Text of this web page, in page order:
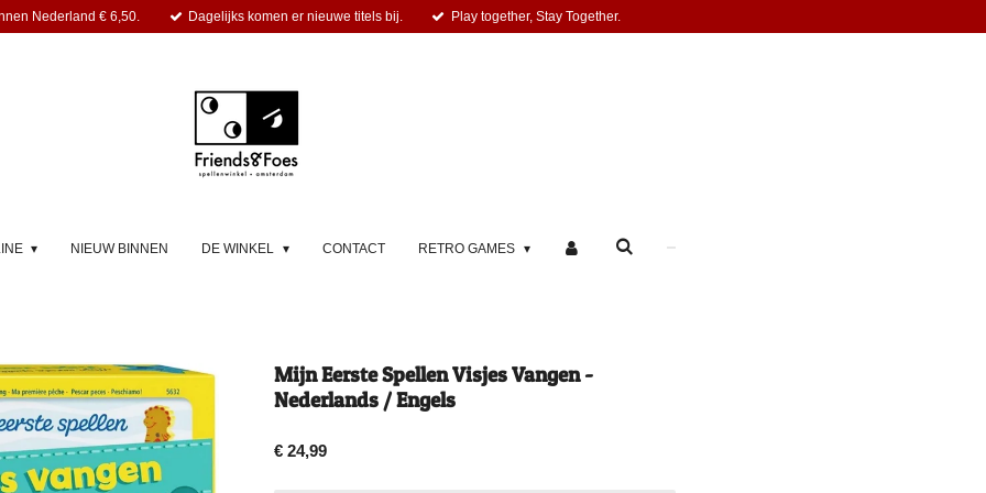
Nederland € 6,50. Dagelijks komen er nieuwe titels bij. Play together, Stay Together.
NIEUW BINNEN DE WINKEL CONTACT RETRO GAMES
Mijn Eerste Spellen Visjes Vangen -
Nederlands / Engels
€ 24,99